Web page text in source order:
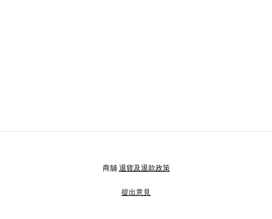
商舖 退貨及退款政策
提出意見